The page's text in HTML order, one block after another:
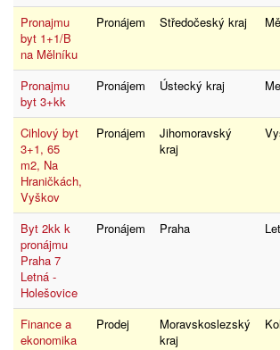
Pronajmu
byt 1+1/B
na Mělníku
Pronájem Středočeský kraj
Pronajmu
byt 3+kk
Pronájem Ústecký kraj
Cihlový byt
3+1, 65
m2, Na
Hraničkách,
Vyškov
Pronájem
Jihomoravský
kraj
Byt 2kk k
pronájmu
Praha 7
Letná -
Holešovice
Pronájem Praha
Finance a
ekonomika
Prodej
Moravskoslezský
kraj